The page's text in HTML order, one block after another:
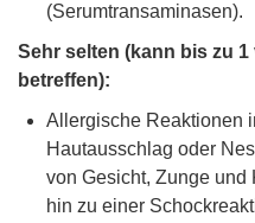
(Serumtransaminasen).
Sehr selten (kann bis zu
betreffen):
Allergische Reaktionen
Hautausschlag oder
von Gesicht, Zunge und
hin zu einer